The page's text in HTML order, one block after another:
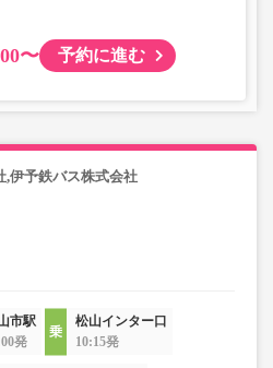
〜 予約に進む
,伊予鉄バス株式会社
市駅
発
松山インター口
10:15発